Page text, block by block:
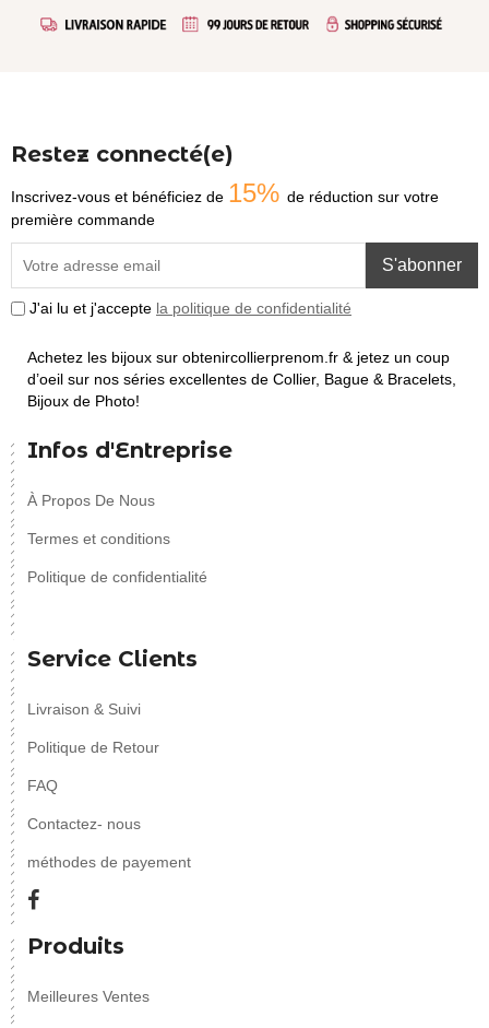
Restez connecté(e)
Inscrivez-vous et bénéficiez de 15% de réduction sur votre
première commande
S'abonner
J'ai lu et j'accepte la politique de confidentialité
Achetez les bijoux sur obtenircollierprenom.fr & jetez un coup
d’oeil sur nos séries excellentes de Collier, Bague & Bracelets,
Bijoux de Photo!
Infos d'Entreprise
À Propos De Nous
Termes et conditions
Politique de confidentialité
Service Clients
Livraison & Suivi
Politique de Retour
FAQ
Contactez- nous
méthodes de payement
Produits
Meilleures Ventes